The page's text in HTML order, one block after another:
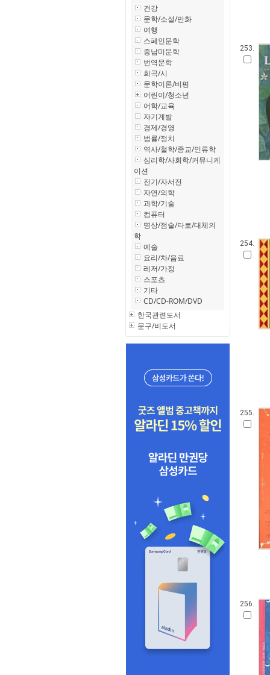
건강
문학/소설/만화
여행
스페인문학
중남미문학
번역문학
희곡/시
문학이론/비평
어린이/청소년
어학/교육
자기계발
경제/경영
법률/정치
역사/철학/종교/인류학
심리학/사회학/커뮤니케
이션
전기/자서전
자연/의학
과학/기술
컴퓨터
명상/점술/타로/대체의
학
예술
요리/차/음료
레저/가정
스포츠
기타
CD/CD-ROM/DVD
한국관련도서
문구/비도서
253.
254.
255.
256.